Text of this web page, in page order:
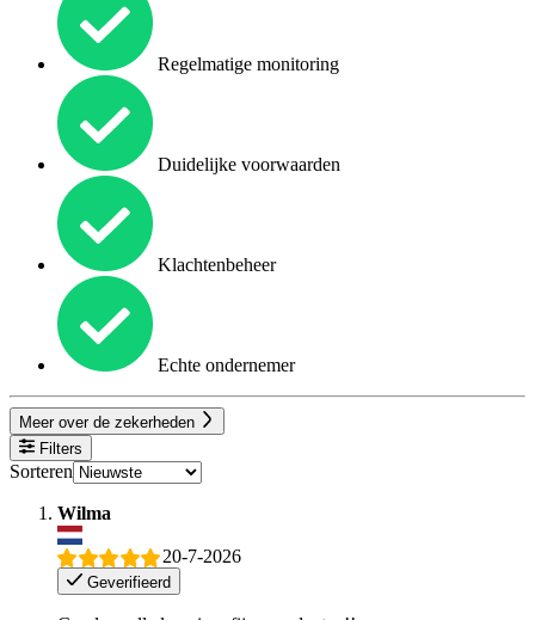
Regelmatige monitoring
Duidelijke voorwaarden
Klachtenbeheer
Echte ondernemer
Meer over de zekerheden
Filters
Sorteren
Wilma
20-7-2026
Geverifieerd